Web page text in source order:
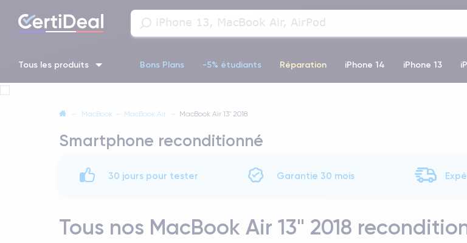
Tous les produits Bons Plans -5% étudiants Réparation iPhone 14 iPhone 13
iPhone 11 Pro iPhone 14 pro
— MacBook — MacBook Air — MacBook Air 13" 2018
Smartphone reconditionné
30 jours pour tester Garantie 30 mois
Tous nos MacBook Air 13" 2018